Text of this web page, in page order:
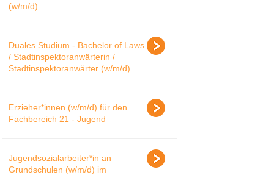
(w/m/d)
Duales Studium - Bachelor of Laws
/ Stadtinspektoranwärterin /
Stadtinspektoranwärter (w/m/d)
Erzieher*innen (w/m/d) für den
Fachbereich 21 - Jugend
Jugendsozialarbeiter*in an
Grundschulen (w/m/d) im